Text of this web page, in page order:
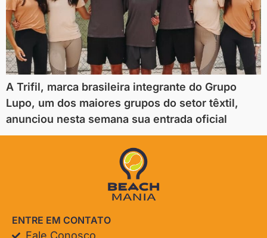
A Trifil, marca brasileira integrante do Grupo
Lupo, um dos maiores grupos do setor têxtil,
anunciou nesta semana sua entrada oficial
ENTRE EM CONTATO
Fale Conosco